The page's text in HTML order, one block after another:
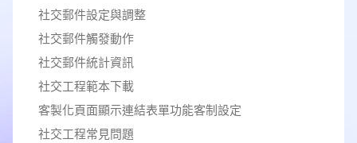
社交郵件設定與調整
社交郵件觸發動作
社交郵件統計資訊
社交工程範本下載
客製化頁面顯示連結表單功能客制設定
社交工程常見問題